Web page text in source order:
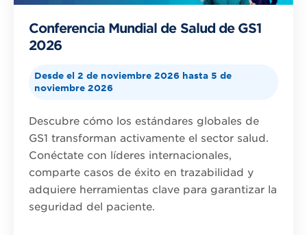
Conferencia Mundial de Salud de GS1
2026
Desde el 2 de noviembre 2026 hasta 5 de
noviembre 2026
Descubre cómo los estándares globales de
GS1 transforman activamente el sector salud.
Conéctate con líderes internacionales,
comparte casos de éxito en trazabilidad y
adquiere herramientas clave para garantizar la
seguridad del paciente.